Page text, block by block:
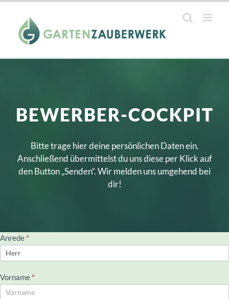
Zum
springen
BEWERBER-COCKPIT
Bitte trage hier deine persönlichen Daten ein.
Anschließend übermittelst du uns diese per Klick auf
den Button „Senden“. Wir melden uns umgehend bei
dir!
Bewerbercockpit
Anrede*
Vorname*
If you
are
human,
this
field